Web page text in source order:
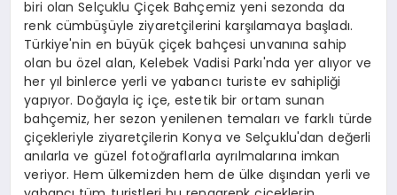
biri olan Selçuklu Çiçek Bahçemiz yeni sezonda da
renk cümbüşüyle ziyaretçilerini karşılamaya başladı.
Türkiye'nin en büyük çiçek bahçesi unvanına sahip
olan bu özel alan, Kelebek Vadisi Parkı'nda yer alıyor ve
her yıl binlerce yerli ve yabancı turiste ev sahipliği
yapıyor. Doğayla iç içe, estetik bir ortam sunan
bahçemiz, her sezon yenilenen temaları ve farklı türde
çiçekleriyle ziyaretçilerin Konya ve Selçuklu'dan değerli
anılarla ve güzel fotoğraflarla ayrılmalarına imkan
veriyor. Hem ülkemizden hem de ülke dışından yerli ve